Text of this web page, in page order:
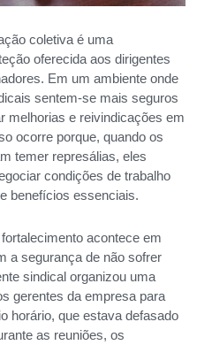
coletiva é uma
oferecida aos dirigentes
Em um ambiente onde
sentem-se mais seguros
melhorias e reivindicações em
ocorre porque, quando os
temer represálias, eles
condições de trabalho
benefícios essenciais.
acontece em
a segurança de não sofrer
sindical organizou uma
gerentes da empresa para
horário, que estava defasado
as reuniões, os